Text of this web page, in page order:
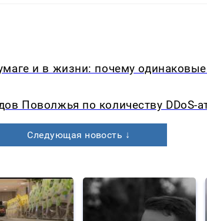
и в жизни: почему
Поволжья по количеству DDoS-
Следующая новость ↓